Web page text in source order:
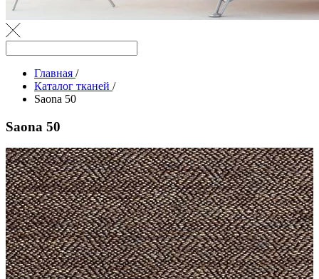
Главная /
Каталог тканей /
Saona 50
Saona 50